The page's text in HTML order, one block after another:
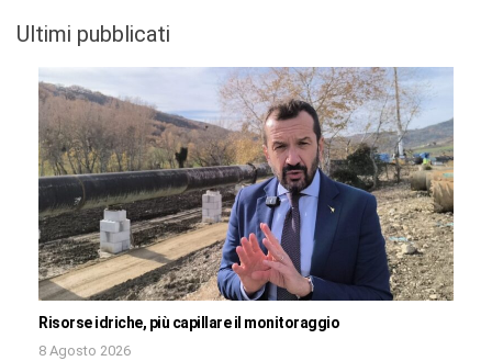
Ultimi pubblicati
Risorse idriche, più capillare il monitoraggio
8 Agosto 2026